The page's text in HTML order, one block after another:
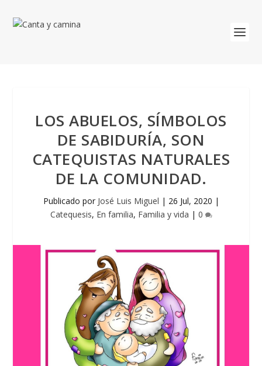
LOS ABUELOS, SÍMBOLOS
DE SABIDURÍA, SON
CATEQUISTAS NATURALES
DE LA COMUNIDAD.
Publicado por José Luis Miguel | 26 Jul, 2020 |
Catequesis, En familia, Familia y vida | 0